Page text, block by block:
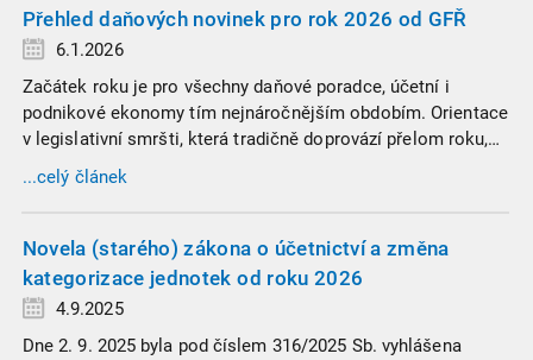
Přehled daňových novinek pro rok 2026 od GFŘ
6.1.2026
Začátek roku je pro všechny daňové poradce, účetní i
podnikové ekonomy tím nejnáročnějším obdobím. Orientace
v legislativní smršti, která tradičně doprovází přelom roku,
vyžaduje nastudovat všechny novely a doprovodné
informace. Generální finanční ředitelství (GFŘ) zveřejnilo
žádného daňového profesionála.
...celý článek
Novela (starého) zákona o účetnictví a změna
kategorizace jednotek od roku 2026
4.9.2025
Dne 2. 9. 2025 byla pod číslem 316/2025 Sb. vyhlášena